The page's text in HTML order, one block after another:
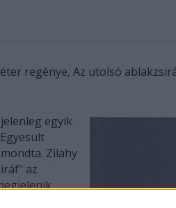
regénye, Az utolsó
egyik
Zilahy
az